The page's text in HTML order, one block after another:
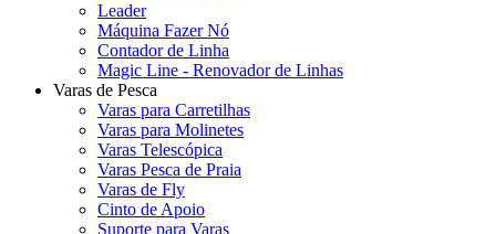
Leader
Máquina Fazer Nó
Contador de Linha
Magic Line - Renovador de Linhas
Varas de Pesca
Varas para Carretilhas
Varas para Molinetes
Varas Telescópica
Varas Pesca de Praia
Varas de Fly
Cinto de Apoio
Suporte para Varas